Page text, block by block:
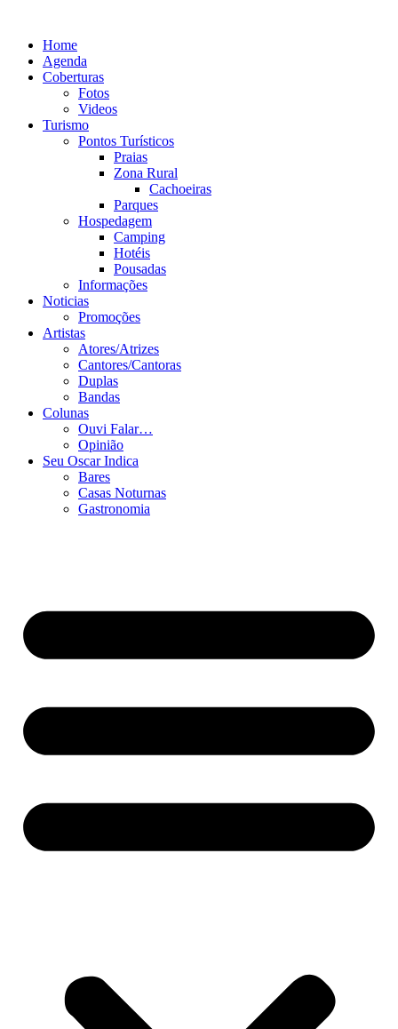
conteúdo
Home
Agenda
Coberturas
Fotos
Videos
Turismo
Pontos Turísticos
Praias
Zona Rural
Cachoeiras
Parques
Hospedagem
Camping
Hotéis
Pousadas
Informações
Noticias
Promoções
Artistas
Atores/Atrizes
Cantores/Cantoras
Duplas
Bandas
Colunas
Ouvi Falar…
Opinião
Seu Oscar Indica
Bares
Casas Noturnas
Gastronomia